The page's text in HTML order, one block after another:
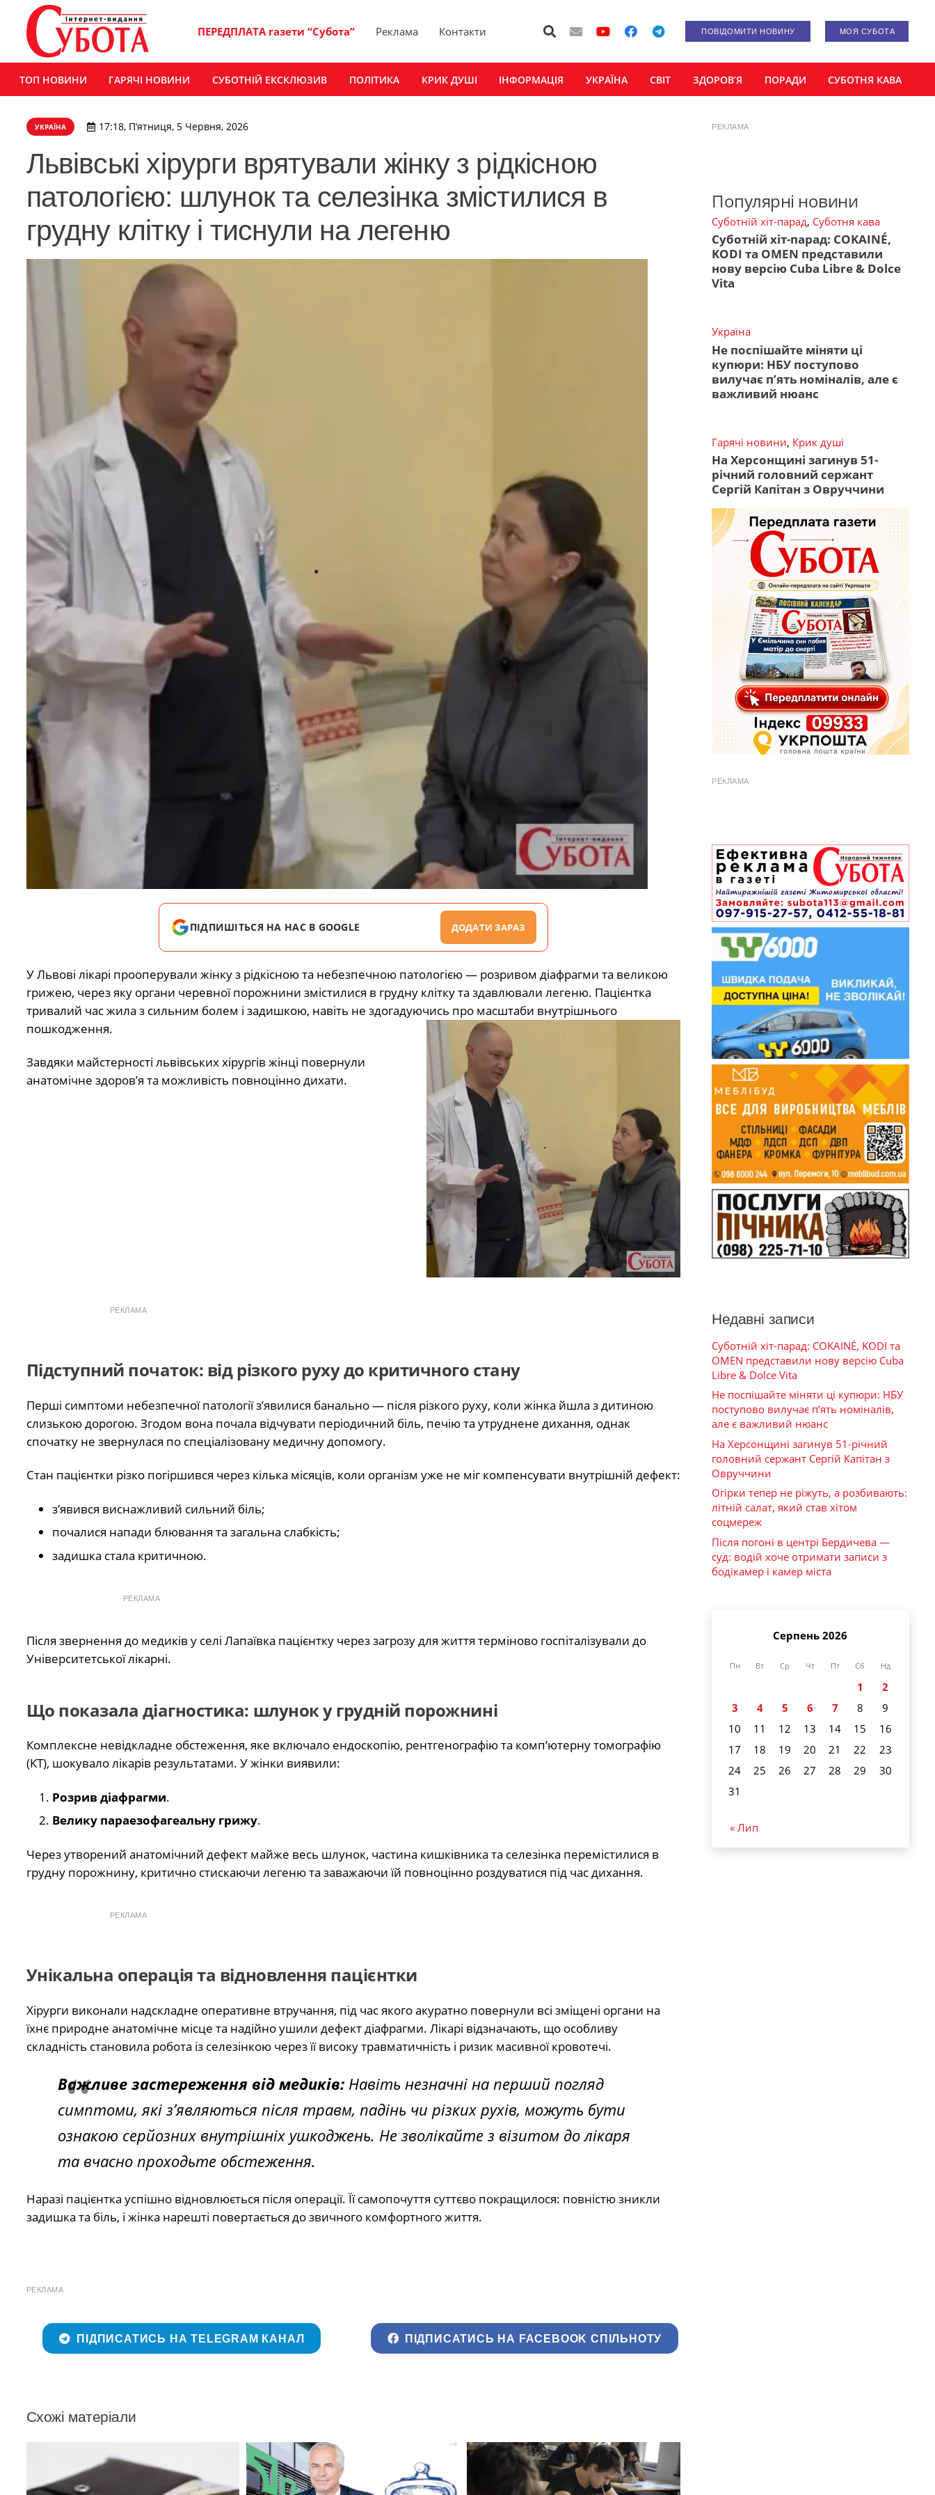
ПЕРЕДПЛАТА газети “Субота” Реклама Контакти ПОВІДОМИТИ НОВИНУ МОЯ СУБОТА
ТОП НОВИНИ ГАРЯЧІ НОВИНИ СУБОТНІЙ ЕКСКЛЮЗИВ ПОЛІТИКА КРИК ДУШІ ІНФОРМАЦІЯ УКРАЇНА СВІТ ЗДОРОВ’Я ПОРАДИ СУБОТНЯ КАВА
УКРАЇНА 17:18, П’ятниця, 5 Червня, 2026
Львівські хірурги врятували жінку з рідкісною
патологією: шлунок та селезінка змістилися в
грудну клітку і тиснули на легеню
ПІДПИШІТЬСЯ НА НАС В GOOGLE ДОДАТИ ЗАРАЗ
У Львові лікарі прооперували жінку з рідкісною та небезпечною патологією — розривом діафрагми та великою
грижею, через яку органи черевної порожнини змістилися в грудну клітку та здавлювали легеню. Пацієнтка
тривалий час жила з сильним болем і задишкою, навіть не здогадуючись про масштаби внутрішнього
пошкодження.
Завдяки майстерності львівських хірургів жінці повернули
анатомічне здоров’я та можливість повноцінно дихати.
РЕКЛАМА
Підступний початок: від різкого руху до критичного стану
Перші симптоми небезпечної патології з’явилися банально — після різкого руху, коли жінка йшла з дитиною
слизькою дорогою. Згодом вона почала відчувати періодичний біль, печію та утруднене дихання, однак
спочатку не звернулася по спеціалізовану медичну допомогу.
Стан пацієнтки різко погіршився через кілька місяців, коли організм уже не міг компенсувати внутрішній дефект:
з’явився виснажливий сильний біль;
почалися напади блювання та загальна слабкість;
задишка стала критичною.
РЕКЛАМА
Після звернення до медиків у селі Лапаївка пацієнтку через загрозу для життя терміново госпіталізували до
Університетської лікарні.
Що показала діагностика: шлунок у грудній порожнині
Комплексне невідкладне обстеження, яке включало ендоскопію, рентгенографію та комп’ютерну томографію
(КТ), шокувало лікарів результатами. У жінки виявили:
Розрив діафрагми.
Велику параезофагеальну грижу.
Через утворений анатомічний дефект майже весь шлунок, частина кишківника та селезінка перемістилися в
грудну порожнину, критично стискаючи легеню та заважаючи їй повноцінно роздуватися під час дихання.
РЕКЛАМА
Унікальна операція та відновлення пацієнтки
Хірурги виконали надскладне оперативне втручання, під час якого акуратно повернули всі зміщені органи на
їхнє природне анатомічне місце та надійно ушили дефект діафрагми. Лікарі відзначають, що особливу
складність становила робота із селезінкою через її високу травматичність і ризик масивної кровотечі.
Важливе застереження від медиків:Навіть незначні на перший погляд
симптоми, які з’являються після травм, падінь чи різких рухів, можуть бути
ознакою серйозних внутрішніх ушкоджень. Не зволікайте з візитом до лікаря
та вчасно проходьте обстеження.
Наразі пацієнтка успішно відновлюється після операції. Її самопочуття суттєво покращилося: повністю зникли
задишка та біль, і жінка нарешті повертається до звичного комфортного життя.
РЕКЛАМА
ПІДПИСАТИСЬ НА TELEGRAM КАНАЛ ПІДПИСАТИСЬ НА FACEBOOK СПІЛЬНОТУ
Схожі матеріали
РЕКЛАМА
Популярні новини
Суботній хіт-парад, Суботня кава
Суботній хіт-парад: COKAINÉ,
KODI та OMEN представили
нову версію Cuba Libre & Dolce
Vita
Україна
Не поспішайте міняти ці
купюри: НБУ поступово
вилучає п’ять номіналів, але є
важливий нюанс
Гарячі новини, Крик душі
На Херсонщині загинув 51-
річний головний сержант
Сергій Капітан з Овруччини
РЕКЛАМА
Недавні записи
Суботній хіт-парад: COKAINÉ, KODI та
OMEN представили нову версію Cuba
Libre & Dolce Vita
Не поспішайте міняти ці купюри: НБУ
поступово вилучає п’ять номіналів,
але є важливий нюанс
На Херсонщині загинув 51-річний
головний сержант Сергій Капітан з
Овруччини
Огірки тепер не ріжуть, а розбивають:
літній салат, який став хітом
соцмереж
Після погоні в центрі Бердичева —
суд: водій хоче отримати записи з
бодікамер і камер міста
Серпень 2026
Пн Вт Ср Чт Пт Сб Нд
1
2
3
4 5 6 7 8
9
10
11 12 13 14 15
16
17
18 19 20 21 22
23
24
25 26 27 28 29
30
31
« Лип